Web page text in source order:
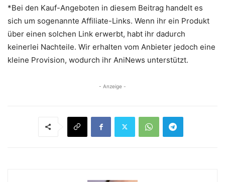
*Bei den Kauf-Angeboten in diesem Beitrag handelt es
sich um sogenannte Affiliate-Links. Wenn ihr ein Produkt
über einen solchen Link erwerbt, habt ihr dadurch
keinerlei Nachteile. Wir erhalten vom Anbieter jedoch eine
kleine Provision, wodurch ihr AniNews unterstützt.
- Anzeige -